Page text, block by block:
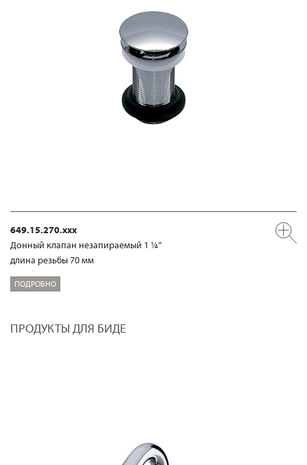
649.15.270.xxx
Донный клапан незапираемый 1 ¼“
длина резьбы 70 мм
ПОДРОБНО
ПРОДУКТЫ ДЛЯ БИДЕ